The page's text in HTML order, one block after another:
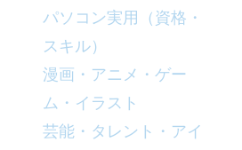
パソコン実用（資格・
スキル）
漫画・アニメ・ゲー
ム・イラスト
芸能・タレント・アイ